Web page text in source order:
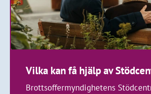
Vilka kan få hjälp av
Brottsoffermyndighetens